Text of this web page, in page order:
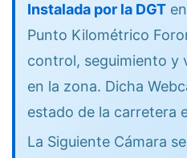
Instalada por la DGT
Punto Kilométrico
control, seguimiento y
en la zona. Dicha
estado de la carretera
La Siguiente Cámara